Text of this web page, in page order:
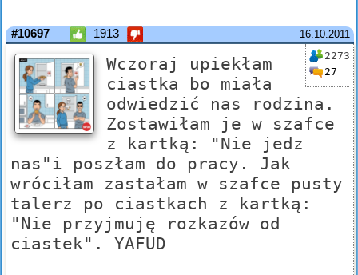
16.10.2011
#10697 1913
2273
27
Wczoraj upiekłam
ciastka bo miała
odwiedzić nas rodzina.
Zostawiłam je w szafce
z kartką: "Nie jedz
nas"i poszłam do pracy. Jak
wróciłam zastałam w szafce pusty
talerz po ciastkach z kartką:
"Nie przyjmuję rozkazów od
ciastek". YAFUD